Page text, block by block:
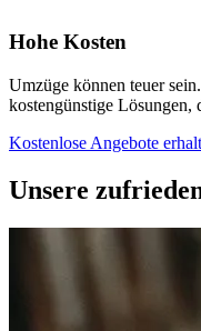
Hohe Kosten
Umzüge können teuer
kostengünstige Lösungen,
Kostenlose Angebote
Unsere